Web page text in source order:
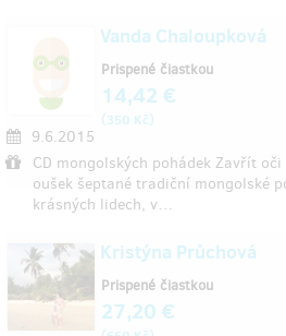
Vanda Chaloupková
9.6.2015
CD mongolských pohádek Zavřít
oušek šeptané tradiční mongolské
krásných lidech, v…
Prispené čiastkou
14,42 €
(350 Kč)
Kristýna Průchová
Prispené čiastkou
27,20 €